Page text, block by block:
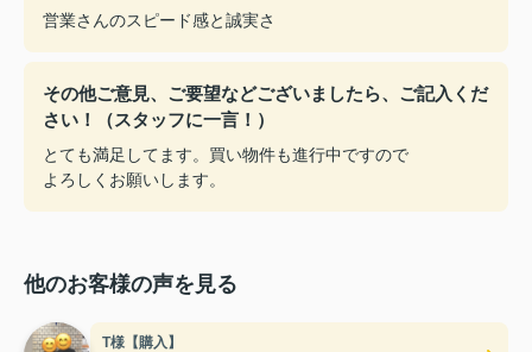
営業さんのスピード感と誠実さ
その他ご意見、ご要望などございましたら、ご記入くだ
さい！（スタッフに一言！）
とても満足してます。買い物件も進行中ですので
よろしくお願いします。
他のお客様の声を見る
T様【購入】